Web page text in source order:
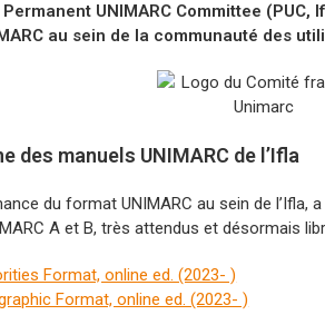
UNIMARC Committee
au sein de la communauté des
des manuels UNIMARC de l’Ifla
du format UNIMARC au sein de
A et B, très attendus et désormais
Format, online ed. (2023- )
Format, online ed. (2023- )